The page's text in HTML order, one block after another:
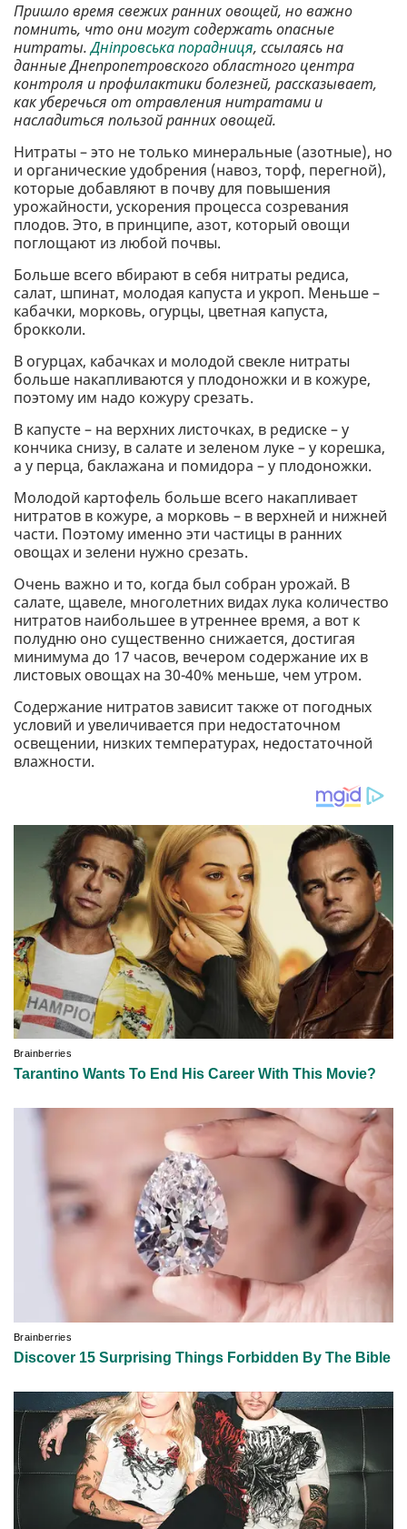
Пришло время свежих ранних овощей, но важно
помнить, что они могут содержать опасные
нитраты.Дніпровська порадниця, ссылаясь на
данные Днепропетровского областного центра
контроля и профилактики болезней, рассказывает,
как уберечься от отравления нитратами и
насладиться пользой ранних овощей.
Нитраты – это не только минеральные (азотные), но
и органические удобрения (навоз, торф, перегной),
которые добавляют в почву для повышения
урожайности, ускорения процесса созревания
плодов. Это, в принципе, азот, который овощи
поглощают из любой почвы.
Больше всего вбирают в себя нитраты редиса,
салат, шпинат, молодая капуста и укроп. Меньше –
кабачки, морковь, огурцы, цветная капуста,
брокколи.
В огурцах, кабачках и молодой свекле нитраты
больше накапливаются у плодоножки и в кожуре,
поэтому им надо кожуру срезать.
В капусте – на верхних листочках, в редиске – у
кончика снизу, в салате и зеленом луке – у корешка,
а у перца, баклажана и помидора – у плодоножки.
Молодой картофель больше всего накапливает
нитратов в кожуре, а морковь – в верхней и нижней
части. Поэтому именно эти частицы в ранних
овощах и зелени нужно срезать.
Очень важно и то, когда был собран урожай. В
салате, щавеле, многолетних видах лука количество
нитратов наибольшее в утреннее время, а вот к
полудню оно существенно снижается, достигая
минимума до 17 часов, вечером содержание их в
листовых овощах на 30-40% меньше, чем утром.
Содержание нитратов зависит также от погодных
условий и увеличивается при недостаточном
освещении, низких температурах, недостаточной
влажности.